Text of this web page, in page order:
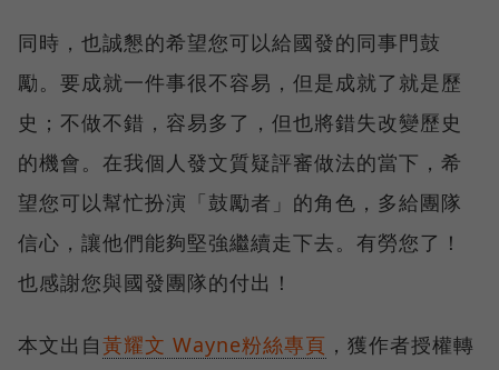
同時，也誠懇的希望您可以給國發的同事門鼓
勵。要成就一件事很不容易，但是成就了就是歷
史；不做不錯，容易多了，但也將錯失改變歷史
的機會。在我個人發文質疑評審做法的當下，希
望您可以幫忙扮演「鼓勵者」的角色，多給團隊
信心，讓他們能夠堅強繼續走下去。有勞您了！
也感謝您與國發團隊的付出！
本文出自黃耀文 Wayne粉絲專頁 ，獲作者授權轉